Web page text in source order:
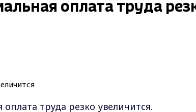
оплата труда
труда резко увеличится.